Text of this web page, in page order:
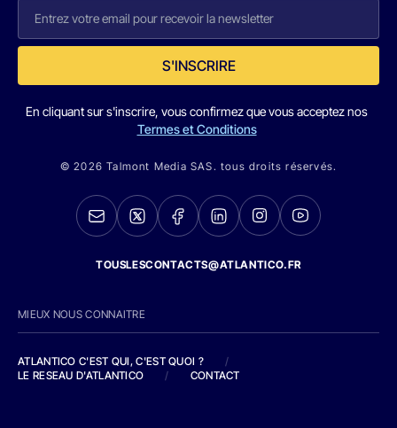
S'INSCRIRE
En cliquant sur s'inscrire, vous confirmez que vous acceptez nos
Termes et Conditions
© 2026 Talmont Media SAS. tous droits réservés.
TOUSLESCONTACTS@ATLANTICO.FR
MIEUX NOUS CONNAITRE
ATLANTICO C'EST QUI, C'EST QUOI ?
/
LE RESEAU D'ATLANTICO
/ CONTACT